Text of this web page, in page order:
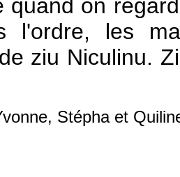
quand on
l'ordre, les
ziu Niculinu.
Stépha et